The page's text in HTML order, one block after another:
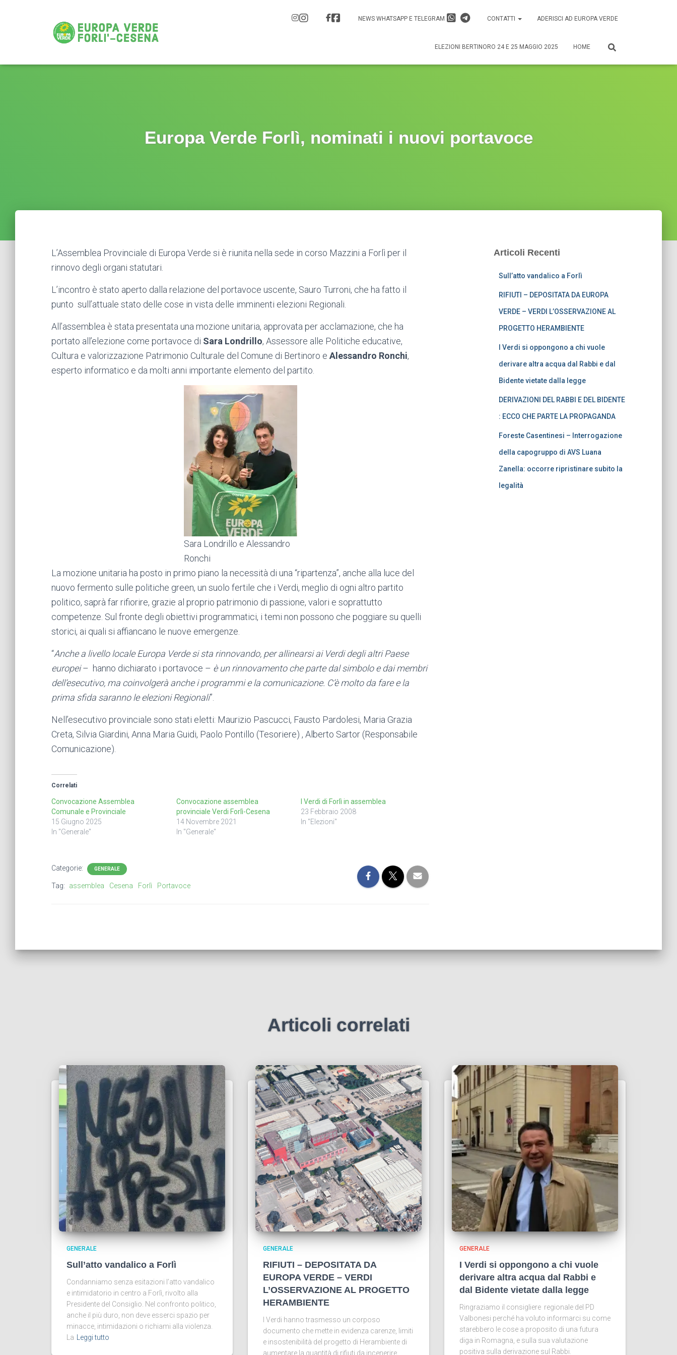
NEWS WHATSAPP E TELEGRAM CONTATTI ADERISCI AD EUROPA VERDE
ELEZIONI BERTINORO 24 E 25 MAGGIO 2025 HOME
Europa Verde Forlì, nominati i nuovi portavoce
L’Assemblea Provinciale di Europa Verde si è riunita nella sede in corso Mazzini a Forlì per il
rinnovo degli organi statutari.
L’incontro è stato aperto dalla relazione del portavoce uscente, Sauro Turroni, che ha fatto il
punto sull’attuale stato delle cose in vista delle imminenti elezioni Regionali.
All’assemblea è stata presentata una mozione unitaria, approvata per acclamazione, che ha
portato all’elezione come portavoce di Sara Londrillo, Assessore alle Politiche educative,
Cultura e valorizzazione Patrimonio Culturale del Comune di Bertinoro e Alessandro Ronchi,
esperto informatico e da molti anni importante elemento del partito.
Sara Londrillo e Alessandro
Ronchi
La mozione unitaria ha posto in primo piano la necessità di una “ripartenza”, anche alla luce del
nuovo fermento sulle politiche green, un suolo fertile che i Verdi, meglio di ogni altro partito
politico, saprà far rifiorire, grazie al proprio patrimonio di passione, valori e soprattutto
competenze. Sul fronte degli obiettivi programmatici, i temi non possono che poggiare su quelli
storici, ai quali si affiancano le nuove emergenze.
“Anche a livello locale Europa Verde si sta rinnovando, per allinearsi ai Verdi degli altri Paese
europei– hanno dichiarato i portavoce – è un rinnovamento che parte dal simbolo e dai membri
dell’esecutivo, ma coinvolgerà anche i programmi e la comunicazione. C’è molto da fare e la
prima sfida saranno le elezioni Regionali”.
Nell’esecutivo provinciale sono stati eletti: Maurizio Pascucci, Fausto Pardolesi, Maria Grazia
Creta, Silvia Giardini, Anna Maria Guidi, Paolo Pontillo (Tesoriere) , Alberto Sartor (Responsabile
Comunicazione).
Correlati
Convocazione Assemblea
Comunale e Provinciale
15 Giugno 2025
In "Generale"
Convocazione assemblea
provinciale Verdi Forlì-Cesena
14 Novembre 2021
In "Generale"
I Verdi di Forlì in assemblea
23 Febbraio 2008
In "Elezioni"
Categorie: GENERALE
Tag: assemblea Cesena Forlì Portavoce
Articoli Recenti
Sull’atto vandalico a Forlì
RIFIUTI – DEPOSITATA DA EUROPA
VERDE – VERDI L’OSSERVAZIONE AL
PROGETTO HERAMBIENTE
I Verdi si oppongono a chi vuole
derivare altra acqua dal Rabbi e dal
Bidente vietate dalla legge
DERIVAZIONI DEL RABBI E DEL BIDENTE
: ECCO CHE PARTE LA PROPAGANDA
Foreste Casentinesi – Interrogazione
della capogruppo di AVS Luana
Zanella: occorre ripristinare subito la
legalità
Articoli correlati
GENERALE
Sull’atto vandalico a Forlì
Condanniamo senza esitazioni l’atto vandalico
e intimidatorio in centro a Forlì, rivolto alla
Presidente del Consiglio. Nel confronto politico,
anche il più duro, non deve esserci spazio per
minacce, intimidazioni o richiami alla violenza.
La
Leggi tutto
GENERALE
RIFIUTI – DEPOSITATA DA
EUROPA VERDE – VERDI
L’OSSERVAZIONE AL PROGETTO
HERAMBIENTE
I Verdi hanno trasmesso un corposo
documento che mette in evidenza carenze, limiti
e insostenibilità del progetto di Herambiente di
aumentare la quantità di rifiuti da incenerire
GENERALE
I Verdi si oppongono a chi vuole
derivare altra acqua dal Rabbi e
dal Bidente vietate dalla legge
Ringraziamo il consigliere regionale del PD
Valbonesi perché ha voluto informarci su come
starebbero le cose a proposito di una futura
diga in Romagna, e sulla sua valutazione
positiva sulla derivazione sul Rabbi.